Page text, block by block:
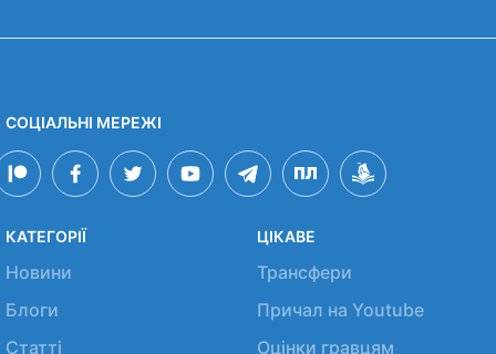
СОЦІАЛЬНІ МЕРЕЖІ
КАТЕГОРІЇ
Новини
Блоги
Статті
ЦІКАВЕ
Трансфери
Причал на Youtube
Оцінки гравцям